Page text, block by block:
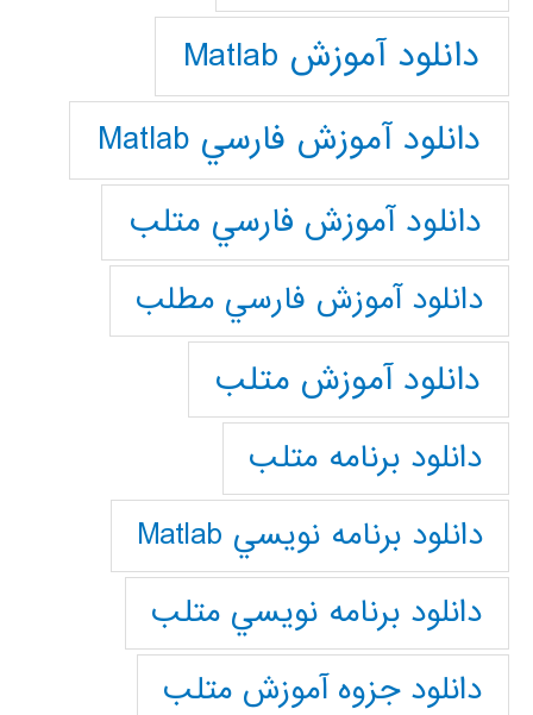
دانلود آموزش Matlab
دانلود آموزش فارسي Matlab
دانلود آموزش فارسي متلب
دانلود آموزش فارسي مطلب
دانلود آموزش متلب
دانلود برنامه متلب
دانلود برنامه نويسي Matlab
دانلود برنامه نويسي متلب
دانلود جزوه آموزش متلب